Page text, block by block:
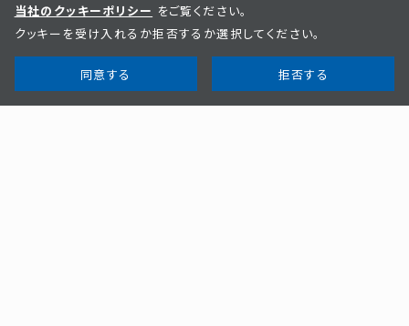
当社のクッキーポリシー をご覧ください。
クッキーを受け入れるか拒否するか選択してください。
同意する 拒否する